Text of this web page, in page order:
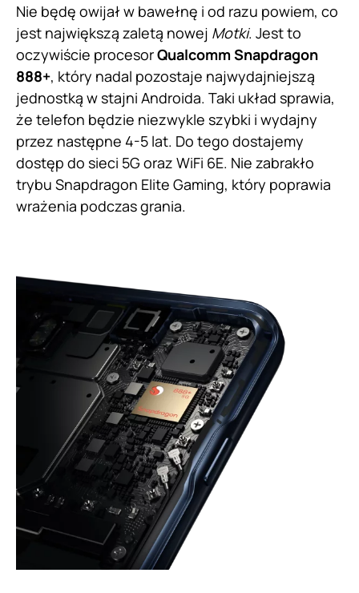
Nie będę owijał w bawełnę i od razu powiem, co
jest największą zaletą nowej Motki. Jest to
oczywiście procesorQualcomm Snapdragon
888+, który nadal pozostaje najwydajniejszą
jednostką w stajni Androida. Taki układ sprawia,
że telefon będzie niezwykle szybki i wydajny
przez następne 4-5 lat. Do tego dostajemy
dostęp do sieci 5G oraz WiFi 6E. Nie zabrakło
trybu Snapdragon Elite Gaming, który poprawia
wrażenia podczas grania.